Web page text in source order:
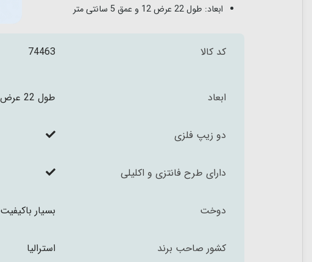
ابعاد: طول 22 عرض 12 و عمق 5 سانتی متر
کد کالا 74463
ابعاد طول 22 عرض 12 و عمق 5 سانتی متر
دو زیپ فلزی
دارای طرح فانتزی و اکلیلی
دوخت بسیار باکیفیت
کشور صاحب برند استرالیا